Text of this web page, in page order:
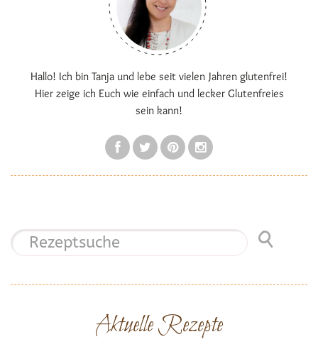
Hallo! Ich bin Tanja und lebe seit vielen Jahren glutenfrei!
Hier zeige ich Euch wie einfach und lecker Glutenfreies
sein kann!
Aktuelle Rezepte